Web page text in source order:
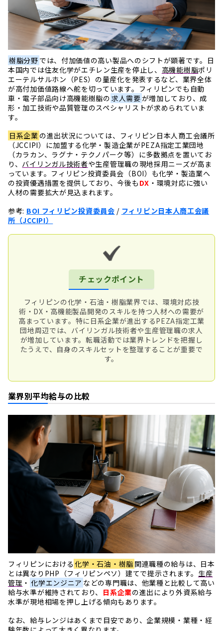
樹脂分野 では、付加価値の高い製品へのシフトが顕著です。日
本国内では住友化学がエチレン生産を停止し、 高機能樹脂ポリ
エーテルサルホン（PES）の量産化を発表するなど、業界全体
が高付加価値路線へ舵を切っています。フィリピンでも自動
車・電子部品向け高機能樹脂の 求人需要が増加しており、成
形・加工技術や品質管理のスペシャリストが求められていま
す。
日系企業 の進出状況については、フィリピン日本人商工会議所
（JCCIPI）に加盟する化学・製造企業がPEZA指定工業団地
（カラカン、ラグナ・テクノパーク等）に多数拠点を置いてお
り、 バイリンガル技術者や生産管理職の現地採用ニーズが高ま
っています。フィリピン投資委員会（BOI）も化学・製造業へ
の投資優遇措置を提供しており、今後も DX ・環境対応に強い
人材の需要拡大が見込まれます。
参考: BOI フィリピン投資委員会 / フィリピン日本人商工会議
所（JCCIPI）
チェックポイント
フィリピンの化学・石油・樹脂業界では、環境対応技
術・DX・高機能製品開発のスキルを持つ人材への需要が
高まっています。特に日系企業が進出するPEZA指定工業
団地周辺では、バイリンガル技術者や生産管理職の求人
が増加しています。転職活動では業界トレンドを把握し
たうえで、自身のスキルセットを整理することが重要で
す。
業界別平均給与の比較
フィリピンにおける 化学・石油・樹脂 関連職種の給与は、日本
とは異なりPHP（フィリピンペソ）建てで提示されます。 生産
管理 ・ 化学エンジニア などの専門職は、他業種と比較して高い
給与水準が維持されており、 日系企業の進出により外資系給与
水準が現地相場を押し上げる傾向もあります。
なお、給与レンジはあくまで目安であり、企業規模・業種・経